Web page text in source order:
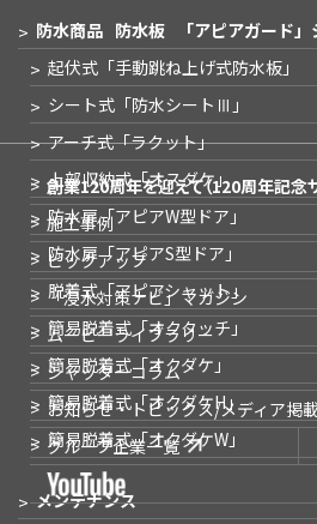
防水商品 防水板
「アピアガード
起伏式 「手動跳ね上げ式防水板」
シート式 「防水シートⅢ」
アーチ式「ラクット」
上部収納式「オスダケ」
防水扉「アピアW型ドア」
防水扉「アピアS型ドア」
脱着式「アピアシャット」
簡易脱着式「オクタッチ」
簡易脱着式「オクダケ」
簡易脱着式「オクダケH」
簡易脱着式「オクダケW」
メンテナンス
創業120周年を迎えて（120周年記念
施工事例
ピックアップ
「浸水対策ナビ」マガジン
ムービーライブラリー
シャッターコラム
お知らせ・トピックス/メディア掲
グループ企業一覧